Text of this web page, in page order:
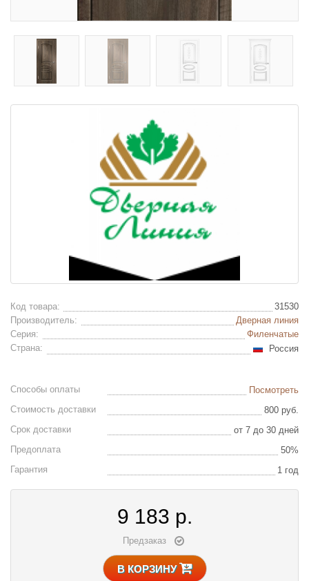
Код товара:
31530
Производитель:
Дверная линия
Серия:
Филенчатые
Страна:
Россия
Способы оплаты
Посмотреть
Стоимость доставки
800 руб.
Срок доставки
от 7 до 30 дней
Предоплата
50%
Гарантия
1 год
9 183 р.
Предзаказ
В КОРЗИНУ